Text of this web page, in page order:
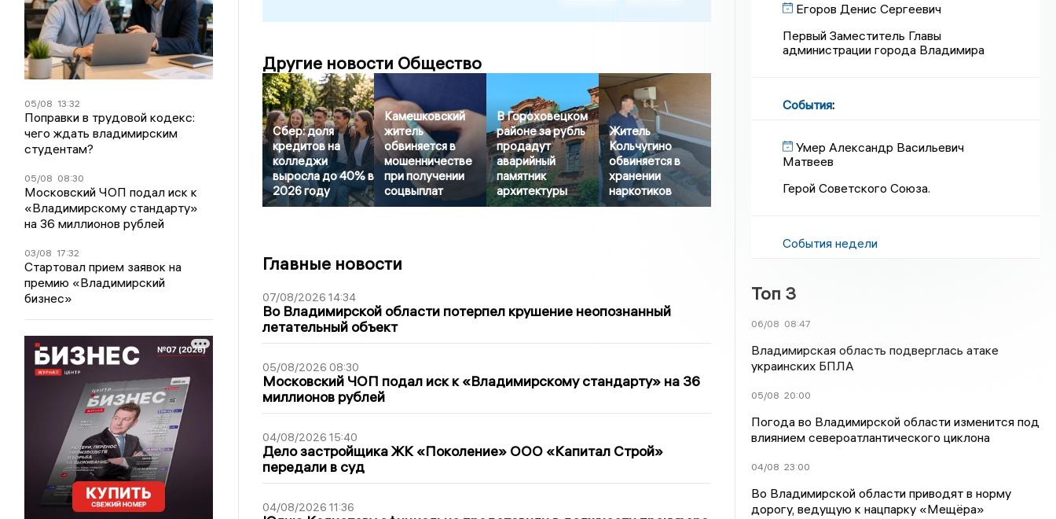
05/08 13:32
Поправки в трудовой кодекс:
чего ждать владимирским
студентам?
05/08 08:30
Московский ЧОП подал иск к
«Владимирскому стандарту»
на 36 миллионов рублей
03/08 17:32
Стартовал прием заявок на
премию «Владимирский
бизнес»
Другие новости Общество
Сбер: доля
кредитов на
колледжи
выросла до 40% в
2026 году
Камешковский
житель
обвиняется в
мошенничестве
при получении
соцвыплат
В Гороховецком
районе за рубль
продадут
аварийный
памятник
архитектуры
Житель
Кольчугино
обвиняется в
хранении
наркотиков
Главные новости
07/08/2026 14:34
Во Владимирской области потерпел крушение неопознанный
летательный объект
05/08/2026 08:30
Московский ЧОП подал иск к «Владимирскому стандарту» на 36
миллионов рублей
04/08/2026 15:40
Дело застройщика ЖК «Поколение» ООО «Капитал Строй»
передали в суд
04/08/2026 11:36
Егоров Денис Сергеевич
Первый Заместитель Главы
администрации города Владимира
События:
Умер Александр Васильевич
Матвеев
Герой Советского Союза.
События недели
Топ 3
06/08 08:47
Владимирская область подверглась атаке
украинских БПЛА
05/08 20:00
Погода во Владимирской области изменится под
влиянием североатлантического циклона
04/08 23:00
Во Владимирской области приводят в норму
дорогу, ведущую к нацпарку «Мещёра»